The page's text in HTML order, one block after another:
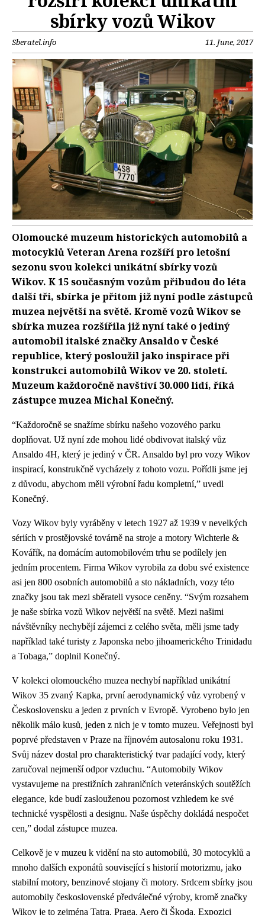
sbírky vozů Wikov
Sberatel.info 11. June, 2017
Olomoucké muzeum historických automobilů a
motocyklů Veteran Arena rozšíří pro letošní
sezonu svou kolekci unikátní sbírky vozů
Wikov. K 15 současným vozům přibudou do léta
další tři, sbírka je přitom již nyní podle zástupců
muzea největší na světě. Kromě vozů Wikov se
sbírka muzea rozšířila již nyní také o jediný
automobil italské značky Ansaldo v České
republice, který posloužil jako inspirace při
konstrukci automobilů Wikov ve 20. století.
Muzeum každoročně navštíví 30.000 lidí, říká
zástupce muzea Michal Konečný.
“Každoročně se snažíme sbírku našeho vozového parku
doplňovat. Už nyní zde mohou lidé obdivovat italský vůz
Ansaldo 4H, který je jediný v ČR. Ansaldo byl pro vozy Wikov
inspirací, konstrukčně vycházely z tohoto vozu. Pořídli jsme jej
z důvodu, abychom měli výrobní řadu kompletní,” uvedl
Konečný.
Vozy Wikov byly vyráběny v letech 1927 až 1939 v nevelkých
sériích v prostějovské továrně na stroje a motory Wichterle &
Kovářík, na domácím automobilovém trhu se podílely jen
jedním procentem. Firma Wikov vyrobila za dobu své existence
asi jen 800 osobních automobilů a sto nákladních, vozy této
značky jsou tak mezi sběrateli vysoce ceněny. “Svým rozsahem
je naše sbírka vozů Wikov největší na světě. Mezi našimi
návštěvníky nechybějí zájemci z celého světa, měli jsme tady
například také turisty z Japonska nebo jihoamerického Trinidadu
a Tobaga,” doplnil Konečný.
V kolekci olomouckého muzea nechybí například unikátní
Wikov 35 zvaný Kapka, první aerodynamický vůz vyrobený v
Československu a jeden z prvních v Evropě. Vyrobeno bylo jen
několik málo kusů, jeden z nich je v tomto muzeu. Veřejnosti byl
poprvé představen v Praze na říjnovém autosalonu roku 1931.
Svůj název dostal pro charakteristický tvar padající vody, který
zaručoval nejmenší odpor vzduchu. “Automobily Wikov
vystavujeme na prestižních zahraničních veteránských soutěžích
elegance, kde budí zaslouženou pozornost vzhledem ke své
technické vyspělosti a designu. Naše úspěchy dokládá nespočet
cen,” dodal zástupce muzea.
Celkově je v muzeu k vidění na sto automobilů, 30 motocyklů a
mnoho dalších exponátů související s historií motorizmu, jako
stabilní motory, benzinové stojany či motory. Srdcem sbírky jsou
automobily československé předválečné výroby, kromě značky
Wikov je to zejména Tatra, Praga, Aero či Škoda. Expozici